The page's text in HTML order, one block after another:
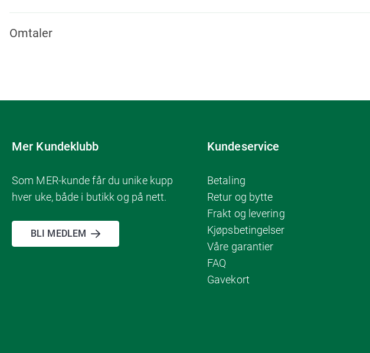
Omtaler
Mer Kundeklubb
Som MER-kunde får du unike kupp
hver uke, både i butikk og på nett.
BLI MEDLEM
Kundeservice
Betaling
Retur og bytte
Frakt og levering
Kjøpsbetingelser
Våre garantier
FAQ
Gavekort